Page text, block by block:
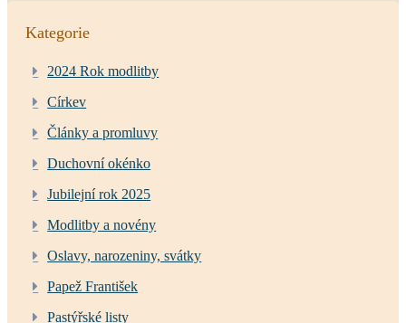
Kategorie
2024 Rok modlitby
Církev
Články a promluvy
Duchovní okénko
Jubilejní rok 2025
Modlitby a novény
Oslavy, narozeniny, svátky
Papež František
Pastýřské listy